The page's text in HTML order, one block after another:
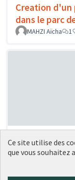
Creation
dans le parc
MAHZI Aïcha
1
Création
souple pour
Ce site utilise des
que vous souhaitez